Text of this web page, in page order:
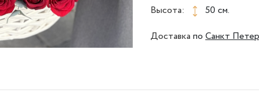
Высота:
50 см.
Доставка по Санкт